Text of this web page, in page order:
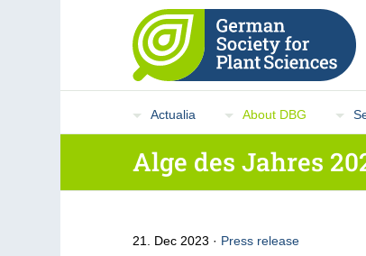
Actualia About DBG
Alge des Jahres
21. Dec 2023 Press release